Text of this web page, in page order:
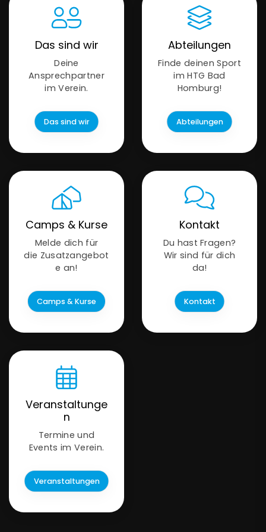
Das sind wir
Deine
Ansprechpartner
im Verein.
Das sind wir
Abteilungen
Finde deinen Sport
im HTG Bad
Homburg!
Abteilungen
Camps & Kurse
Melde dich für
die Zusatzangebot
e an!
Camps & Kurse
Kontakt
Du hast Fragen?
Wir sind für dich
da!
Kontakt
Veranstaltunge
n
Termine und
Events im Verein.
Veranstaltungen